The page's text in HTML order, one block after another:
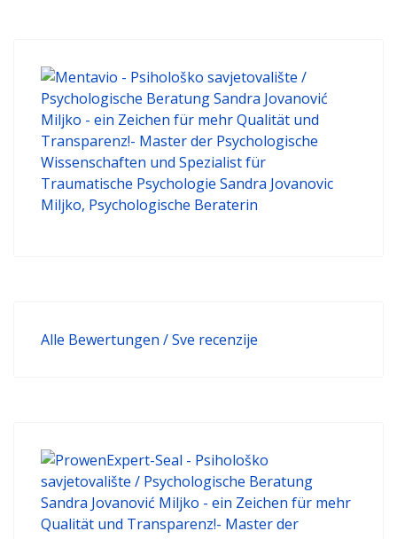
Alle Bewertungen / Sve recenzije